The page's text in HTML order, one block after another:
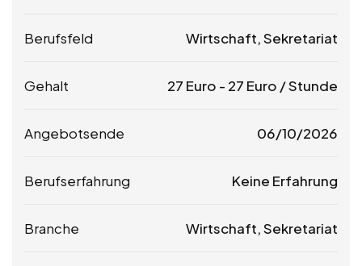
Berufsfeld Wirtschaft, Sekretariat
Gehalt 27 Euro - 27 Euro / Stunde
Angebotsende 06/10/2026
Berufserfahrung Keine Erfahrung
Branche Wirtschaft, Sekretariat